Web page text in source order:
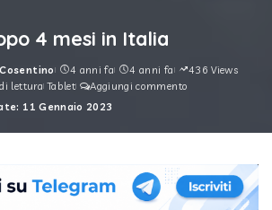
4 mesi in Italia
4 anni fa 4 anni fa
436 Views
lettura Tablet
Aggiungi commento
11 Gennaio 2023